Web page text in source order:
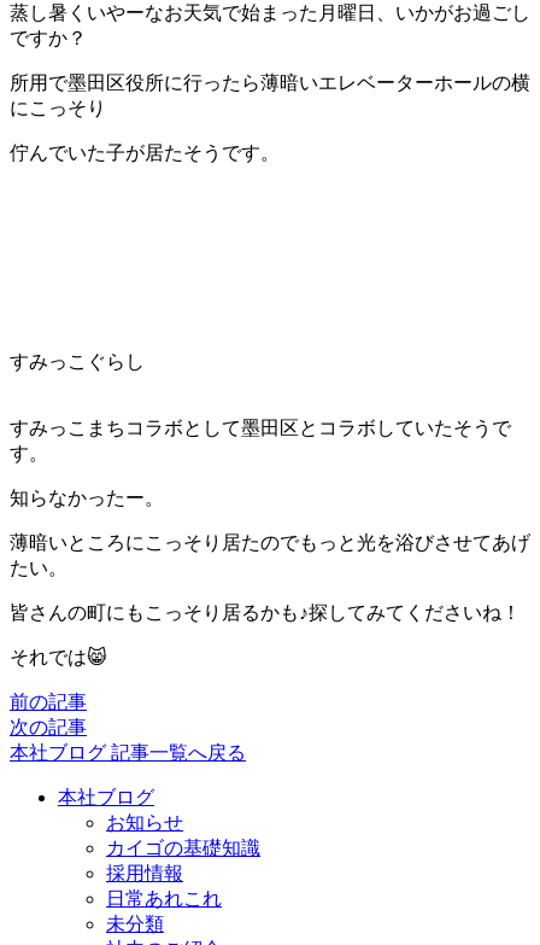
蒸し暑くいやーなお天気で始まった月曜日、いかがお過ごし
ですか？
所用で墨田区役所に行ったら薄暗いエレベーターホールの横
にこっそり
佇んでいた子が居たそうです。
すみっこぐらし
すみっこまちコラボとして墨田区とコラボしていたそうで
す。
知らなかったー。
薄暗いところにこっそり居たのでもっと光を浴びさせてあげ
たい。
皆さんの町にもこっそり居るかも♪探してみてくださいね！
それでは😸
前の記事
次の記事
本社ブログ 記事一覧へ戻る
本社ブログ
お知らせ
カイゴの基礎知識
採用情報
日常あれこれ
未分類